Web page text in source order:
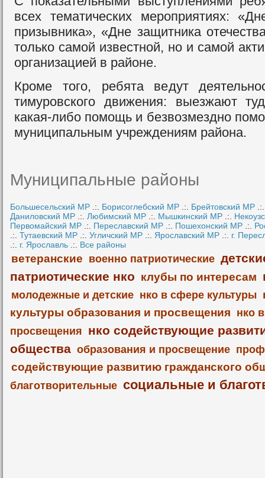
всех тематических мероприятиях:
призывника», «Дне защитника
только самой известной, но и самой
организацией в районе.
Кроме того, ребята ведут
тимуровского движения: выезжают
какая-либо помощь и безвозмездно
муниципальным учреждениям района.
Муниципальные районы
Большесельский МР .:. Борисоглебский МР .:. Брейтовский МР
Даниловский МР .:. Любимский МР .:. Мышкинский МР .:.
Первомайский МР .:. Переславский МР .:. Пошехонский МР .:.
.:. Тутаевский МР .:. Угличский МР .:. Ярославский МР .:. г.
.:. г. Ярославль .:. Все районы
ветеранские военно патриотические
патриотические нко клубы по интересам
молодежные и детские нко в сфере культуры
культуры образования и просвещения нко
просвещения нко содействующие
общества образования и просвещение
содействующие развитию гражданского
благотворительные социальные и